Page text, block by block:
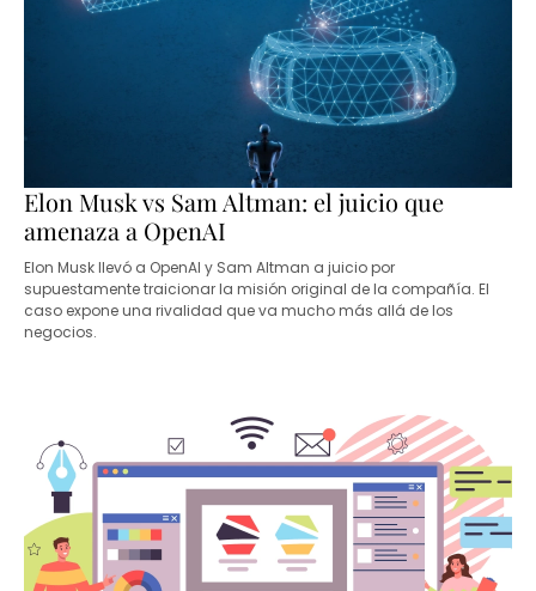
Elon Musk vs Sam Altman: el juicio que
amenaza a OpenAI
Elon Musk llevó a OpenAI y Sam Altman a juicio por
supuestamente traicionar la misión original de la compañía. El
caso expone una rivalidad que va mucho más allá de los
negocios.